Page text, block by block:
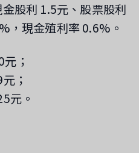
股利 1.5元、股票股利
，現金殖利率 0.6%。
；
；
元。